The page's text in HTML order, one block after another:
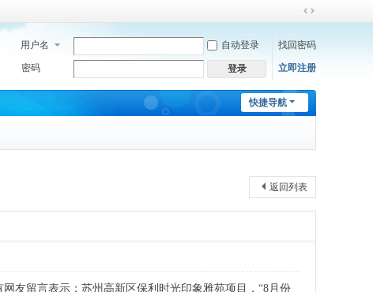
切
换
到
宽
用户名 自动登录 找回密码
密码 登录 立即注册
快捷导航
返回列表
友留言表示：苏州高新区保利时光印象雅苑项目，“8月份